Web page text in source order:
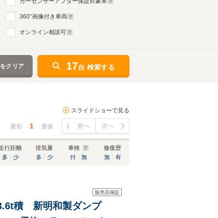
360°画像付き車両
オンライン相談可
クリア 17台 検索する
スライドショーで見る
最初 1 最後 前へ 次へ
行距離
多
少
排気量
多
少
車検
付
無
修復歴
無
有
販売店保証
3.6t積 新明和製ダンプ